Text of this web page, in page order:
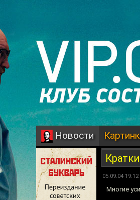
Новости
05.09.04 19:12
Многие